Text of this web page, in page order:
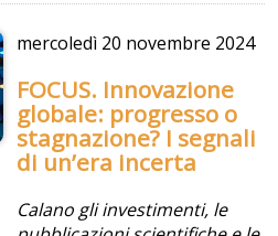
mercoledì 20 novembre 2024
FOCUS. Innovazione
globale: progresso o
stagnazione? I segnali
di un’era incerta
Calano gli investimenti, le